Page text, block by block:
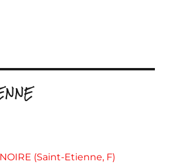
(Saint-Etienne, F)